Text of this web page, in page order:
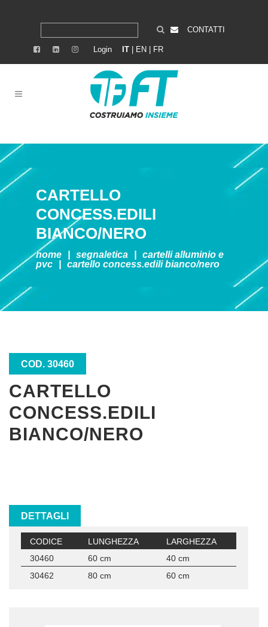
CONTATTI
Login IT EN FR
CARTELLO
CONCESS.EDILI
BIANCO/NERO
home segnaletica
cartelli alluminio e
pvc
cartello concess.edili bianco/nero
COD. 30460
CARTELLO
CONCESS.EDILI
BIANCO/NERO
DETTAGLI
CODICE LUNGHEZZA
LARGHEZZA
30460
60 cm
40 cm
30462
80 cm 60 cm